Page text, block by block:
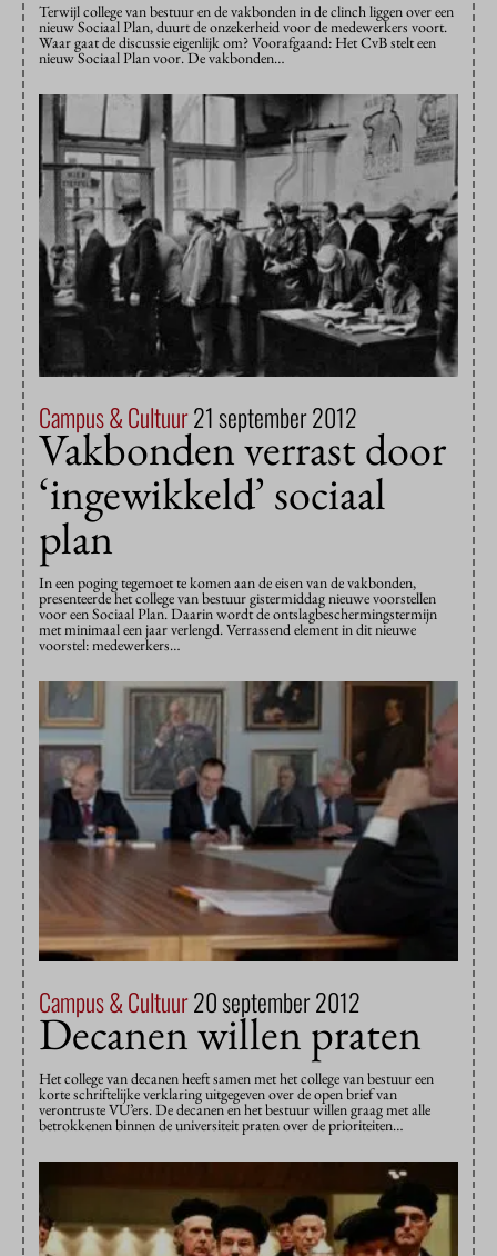
Terwijl college van bestuur en de vakbonden in de clinch liggen over een
nieuw Sociaal Plan, duurt de onzekerheid voor de medewerkers voort.
Waar gaat de discussie eigenlijk om? Voorafgaand: Het CvB stelt een
nieuw Sociaal Plan voor. De vakbonden…
Campus & Cultuur21 september 2012
Vakbonden verrast door
‘ingewikkeld’ sociaal
plan
In een poging tegemoet te komen aan de eisen van de vakbonden,
presenteerde het college van bestuur gistermiddag nieuwe voorstellen
voor een Sociaal Plan. Daarin wordt de ontslagbeschermingstermijn
met minimaal een jaar verlengd. Verrassend element in dit nieuwe
voorstel: medewerkers…
Campus & Cultuur20 september 2012
Decanen willen praten
Het college van decanen heeft samen met het college van bestuur een
korte schriftelijke verklaring uitgegeven over de open brief van
verontruste VU’ers. De decanen en het bestuur willen graag met alle
betrokkenen binnen de universiteit praten over de prioriteiten…